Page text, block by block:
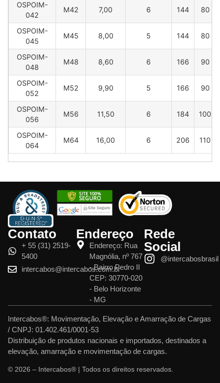
OSPOIM-
042
M42 7,00 6 144 80
OSPOIM-
045
M45 8,00 5 144 80
OSPOIM-
048
M48 8,60 6 166 90
OSPOIM-
052
M52 9,90 5 166 90
OSPOIM-
056
M56 11,50 6 184 100
OSPOIM-
064
M64 16,00 6 206 110
Contato
+ 55 (31) 2519-
5400
intercabos@intercabos.com.br
Endereço
Endereço: Rua
Magnólia, nº 767
- Bairro Pedro II
CEP: 30770-020
- Belo Horizonte
- MG
Rede
Social
@intercabosbrasil
Intercabos®: Movimentação, Elevação e Amarração de Cargas
/ CNPJ: 01.402.461/0001-53
Distribuição de produtos nacionais e importados, destinados a
elevação, amarração e movimentação de cargas.
© 2026 – Intercabos® | Todos os direitos reservados.